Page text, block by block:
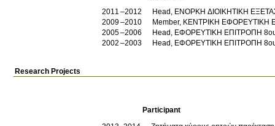
2011
2012
Head, ΕΝΟΡΚΗ ΔΙΟΙΚΗΤΙΚΗ
2009
2010
Member, ΚΕΝΤΡΙΚΗ ΕΦΟΡΕΥΤΙΚΗ
2005
2006
Head, ΕΦΟΡΕΥΤΙΚΗ ΕΠΙΤΡΟΠΗ
2002
2003 Head, ΕΦΟΡΕΥΤΙΚΗ ΕΠΙΤΡΟΠΗ
Research Projects
Participant